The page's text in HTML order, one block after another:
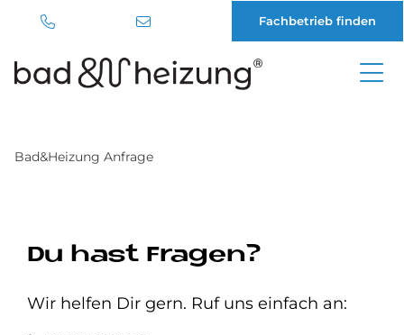
Fachbetrieb finden
Bad&Heizung Anfrage
Du hast Fragen?
Wir helfen Dir gern. Ruf uns einfach an: